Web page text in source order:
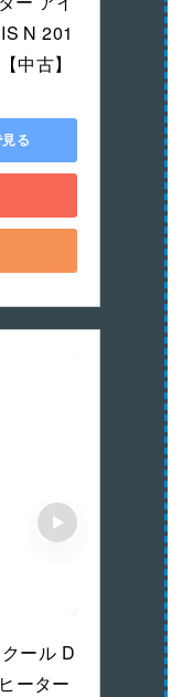
N 201
中古】
る
ール D
ーター